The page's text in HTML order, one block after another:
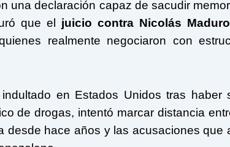
una declaración capaz de sacudir
que el juicio contra Nicolás Maduro
realmente negociaron con
en Estados Unidos tras haber
de drogas, intentó marcar distancia
desde hace años y las acusaciones que